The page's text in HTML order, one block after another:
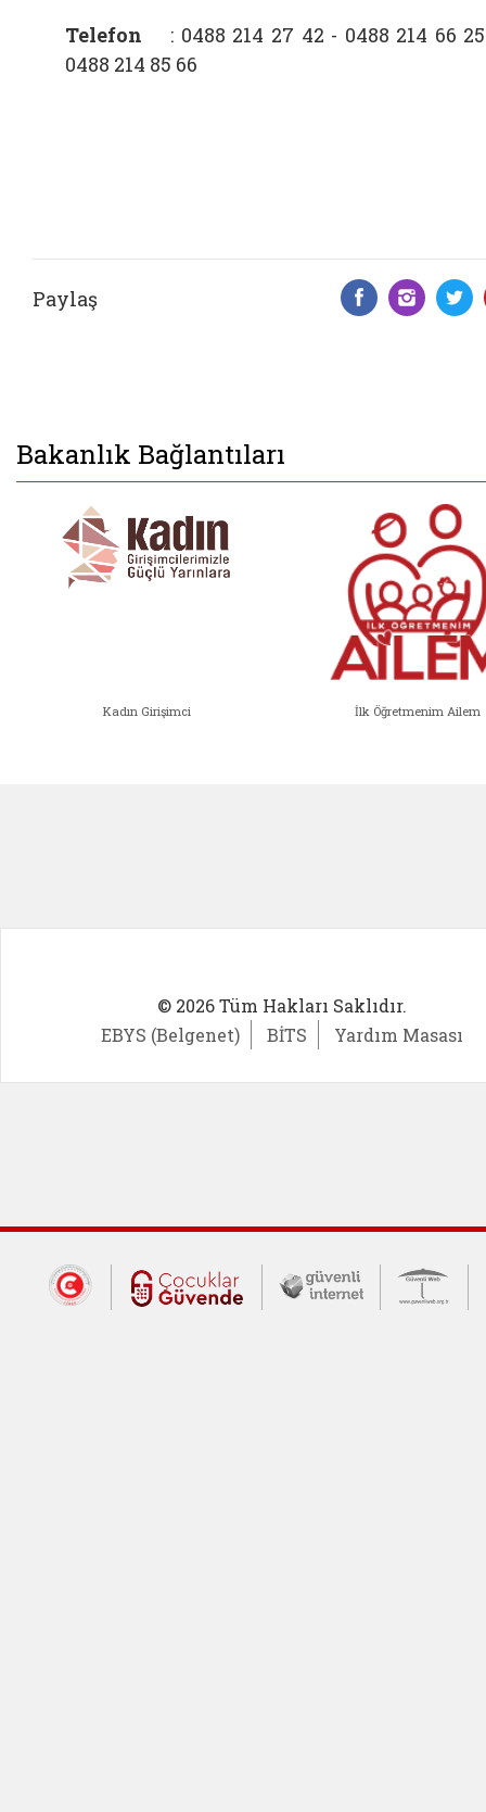
Telefon : 0488 214 27 42 - 0488 214 66
0488 214 85 66
Paylaş
Bakanlık Bağlantıları
Kadın Girişimci İlk Öğretmenim Ailem
© 2026 Tüm Hakları Saklıdır.
EBYS (Belgenet)
BİTS Yardım Masası
Dış Bağlantılar
Cumhurbaşkanlığı İletişim Merkezi
Çocuklar Güvende (yeni
Güvenli